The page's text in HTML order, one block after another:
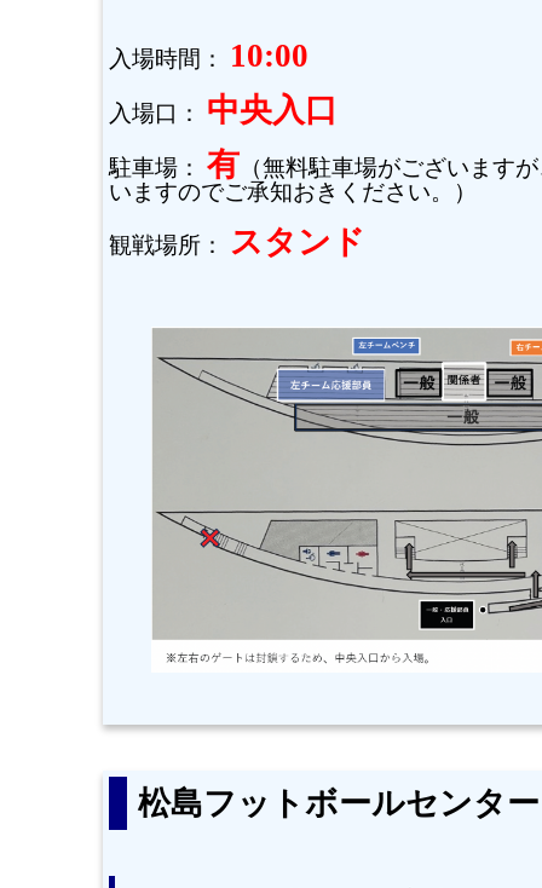
入場時間： 10:00
入場口： 中央入口
駐車場： 有 （無料駐車場がございます
いますのでご承知おきください。）
観戦場所： スタンド
松島フットボールセンター